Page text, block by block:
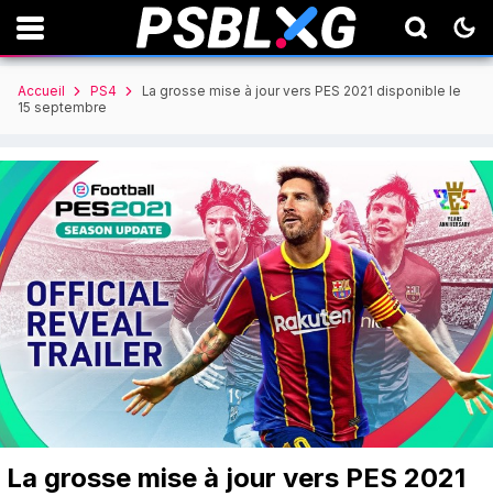
Accueil PS4
La grosse mise à jour vers PES 2021 disponible le
15 septembre
La grosse mise à jour vers PES 2021